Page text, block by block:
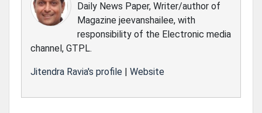
Daily News Paper, Writer/author of
Magazine jeevanshailee, with
responsibility of the Electronic media
channel, GTPL.
Jitendra Ravia's profile | Website